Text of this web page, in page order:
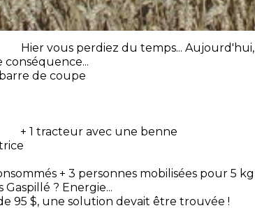
Hier vous perdiez du temps...
de coupe
+ 1 tracteur avec une benne
+ 3 personnes mobilisées pour 5
? Energie...
95 $, une solution devait être trouvée !